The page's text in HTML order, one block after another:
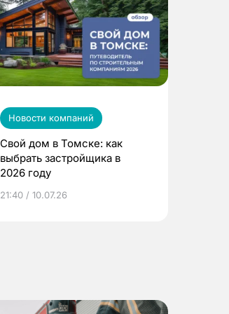
Новости компаний
Свой дом в Томске: как
выбрать застройщика в
2026 году
21:40 / 10.07.26